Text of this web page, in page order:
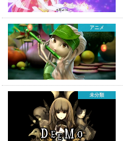
アニメ
未分類